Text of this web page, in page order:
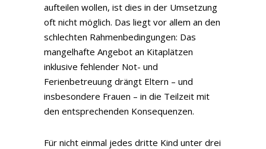
aufteilen wollen, ist dies in der Umsetzung
oft nicht möglich. Das liegt vor allem an den
schlechten Rahmenbedingungen: Das
mangelhafte Angebot an Kitaplätzen
inklusive fehlender Not- und
Ferienbetreuung drängt Eltern – und
insbesondere Frauen – in die Teilzeit mit
den entsprechenden Konsequenzen.
Für nicht einmal jedes dritte Kind unter drei